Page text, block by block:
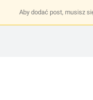
Aby dodać post, musisz